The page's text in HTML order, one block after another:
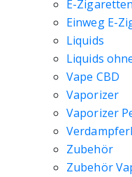
E-Zigaretten
Einweg E-
Liquids
Liquids
Vape CBD
Vaporizer
Vaporizer
Zubehör
Zubehör